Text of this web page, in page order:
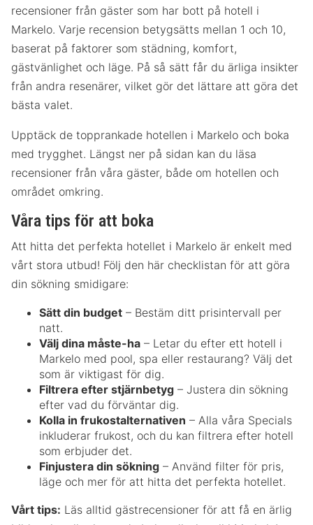
recensioner från gäster som har bott på hotell i
Markelo. Varje recension betygsätts mellan 1 och 10,
baserat på faktorer som städning, komfort,
gästvänlighet och läge. På så sätt får du ärliga insikter
från andra resenärer, vilket gör det lättare att göra det
bästa valet.
Upptäck de topprankade hotellen i Markelo och boka
med trygghet. Längst ner på sidan kan du läsa
recensioner från våra gäster, både om hotellen och
området omkring.
Våra tips för att boka
Att hitta det perfekta hotellet i Markelo är enkelt med
vårt stora utbud! Följ den här checklistan för att göra
din sökning smidigare:
Sätt din budget – Bestäm ditt prisintervall per
natt.
Välj dina måste-ha – Letar du efter ett hotell i
Markelo med pool, spa eller restaurang? Välj det
som är viktigast för dig.
Filtrera efter stjärnbetyg – Justera din sökning
efter vad du förväntar dig.
Kolla in frukostalternativen – Alla våra Specials
inkluderar frukost, och du kan filtrera efter hotell
som erbjuder det.
Finjustera din sökning – Använd filter för pris,
läge och mer för att hitta det perfekta hotellet.
Vårt tips: Läs alltid gästrecensioner för att få en ärlig